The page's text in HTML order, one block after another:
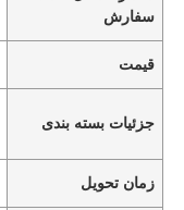
سفارش
قیمت
جزئیات بسته بندی
زمان تحویل